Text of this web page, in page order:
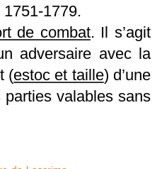
1779.
de combat. Il s’agit
adversaire avec la
(estoc et taille) d’une
parties valables sans